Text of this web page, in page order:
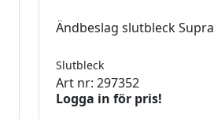
Ändbeslag slutbleck Supra
Slutbleck
Art nr: 297352
Logga in för pris!